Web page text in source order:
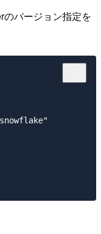
バージョン指定を